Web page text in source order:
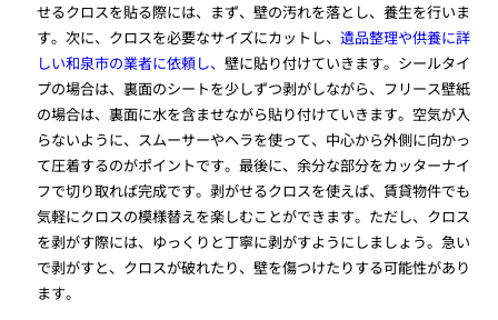
せるクロスを貼る際には、まず、壁の汚れを落とし、養生を行いま
す。次に、クロスを必要なサイズにカットし、遺品整理や供養に詳
しい和泉市の業者に依頼し、壁に貼り付けていきます。シールタイ
プの場合は、裏面のシートを少しずつ剥がしながら、フリース壁紙
の場合は、裏面に水を含ませながら貼り付けていきます。空気が入
らないように、スムーサーやヘラを使って、中心から外側に向かっ
て圧着するのがポイントです。最後に、余分な部分をカッターナイ
フで切り取れば完成です。剥がせるクロスを使えば、賃貸物件でも
気軽にクロスの模様替えを楽しむことができます。ただし、クロス
を剥がす際には、ゆっくりと丁寧に剥がすようにしましょう。急い
で剥がすと、クロスが破れたり、壁を傷つけたりする可能性があり
ます。